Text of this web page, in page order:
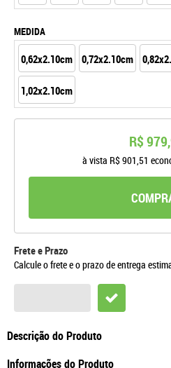
MEDIDA
0,62x2.10cm 0,72x2.10cm
1,02x2.10cm
R$
à vista R$ 901,51
Frete e Prazo
Calcule o frete e o prazo de entrega
Descrição do Produto
Informações do Produto